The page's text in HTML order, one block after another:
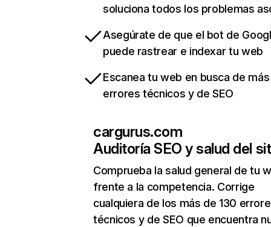
soluciona todos los problemas
Asegúrate de que el bot de
puede rastrear e indexar tu web
Escanea tu web en busca de
errores técnicos y de SEO
cargurus.com
Auditoría SEO y salud del
Comprueba la salud general de tu
frente a la competencia. Corrige
cualquiera de los más de 130
técnicos y de SEO que encuentra